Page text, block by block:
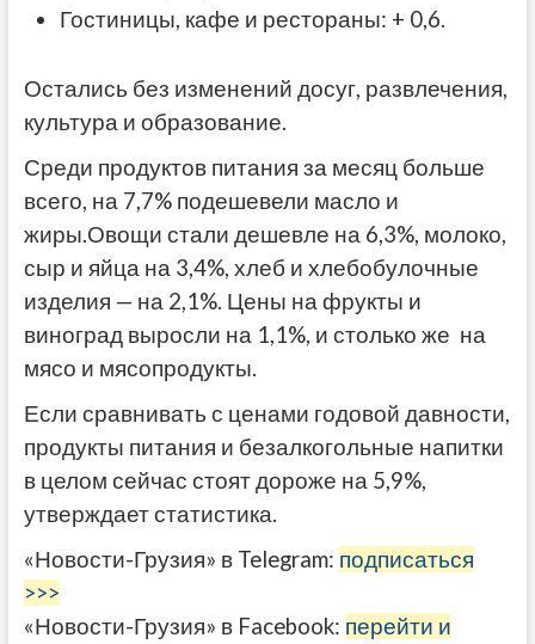
Гостиницы, кафе и рестораны: + 0,6.
Остались без изменений досуг, развлечения,
культура и образование.
Среди продуктов питания за месяц больше
всего, на 7,7% подешевели масло и
жиры.Овощи стали дешевле на 6,3%, молоко,
сыр и яйца на 3,4%, хлеб и хлебобулочные
изделия — на 2,1%. Цены на фрукты и
виноград выросли на 1,1%, и столько же на
мясо и мясопродукты.
Если сравнивать с ценами годовой давности,
продукты питания и безалкогольные напитки
в целом сейчас стоят дороже на 5,9%,
утверждает статистика.
«Новости-Грузия» в Telegram: подписаться
>>>
«Новости-Грузия» в Facebook: перейти и